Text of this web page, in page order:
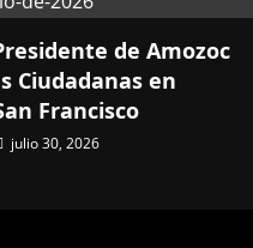
de Amozoc
Ciudadanas en
Francisco
julio 30, 2026